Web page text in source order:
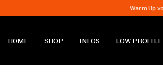
Warm Up vol.2 com
HOME SHOP INFOS LOW